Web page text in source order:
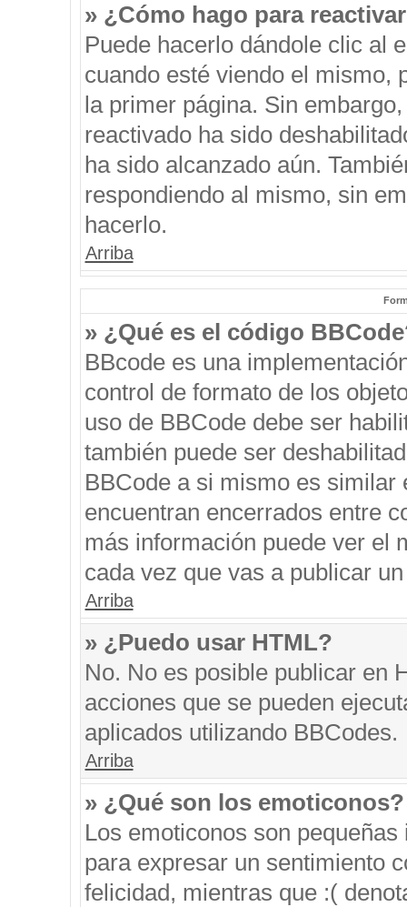
» ¿Cómo hago para
Puede hacerlo dándole clic al
cuando esté viendo el mismo,
la primer página. Sin
reactivado ha sido
ha sido alcanzado aún.
respondiendo al mismo, sin
hacerlo.
Arriba
» ¿Qué es el código
BBcode es una
control de formato de los
uso de BBCode debe ser
también puede ser
BBCode a si mismo es
encuentran encerrados entre
más información puede ver el
cada vez que vas a publicar
Arriba
» ¿Puedo usar HTML?
No. No es posible publicar en
acciones que se pueden
aplicados utilizando BBCodes.
Arriba
» ¿Qué son los emoticonos?
Los emoticonos son
para expresar un sentimiento
felicidad, mientras que :(